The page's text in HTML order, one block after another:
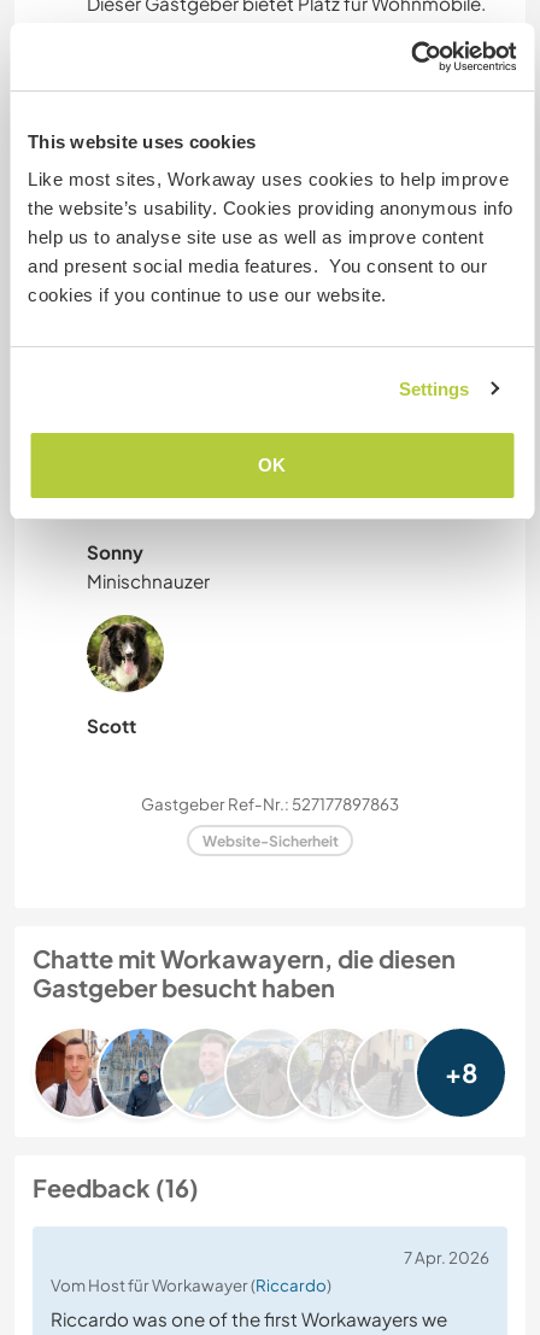
This website uses cookies
Like most sites, Workaway uses cookies to help improve
the website’s usability. Cookies providing anonymous info
help us to analyse site use as well as improve content
and present social media features. You consent to our
cookies if you continue to use our website.
Settings
OK
Kapazität - wie viele
Meine Tiere/Haustiere
Sonny
Minischnauzer
Scott
Gastgeber Ref-Nr.: 527177897863
Website-Sicherheit
Chatte mit Workawayern, die diesen
Gastgeber besucht haben
+8
Feedback (16)
7 Apr. 2026
Vom Host für Workawayer (Riccardo)
Riccardo was one of the first Workawayers we